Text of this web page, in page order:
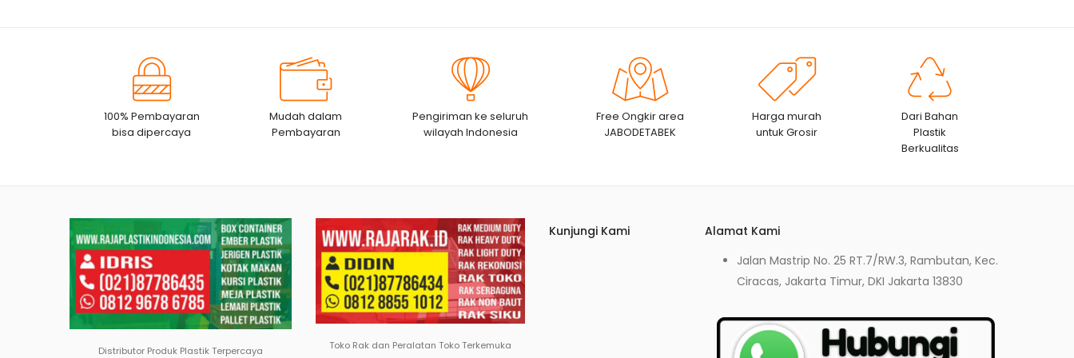
100% Pembayaran
bisa dipercaya
Mudah dalam
Pembayaran
Pengiriman ke seluruh
wilayah Indonesia
Free Ongkir area
JABODETABEK
Harga murah
untuk Grosir
Dari Bahan
Plastik
Berkualitas
Distributor Produk Plastik Terpercaya Toko Rak dan Peralatan Toko Terkemuka
Kunjungi Kami
Alamat Kami
Jalan Mastrip No. 25 RT.7/RW.3, Rambutan, Kec.
Ciracas, Jakarta Timur, DKI Jakarta 13830